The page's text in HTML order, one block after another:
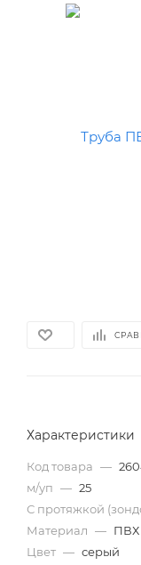
Характеристики
Код товара —
м/уп — 25
С протяжкой
Материал — ПВХ
Цвет — серый